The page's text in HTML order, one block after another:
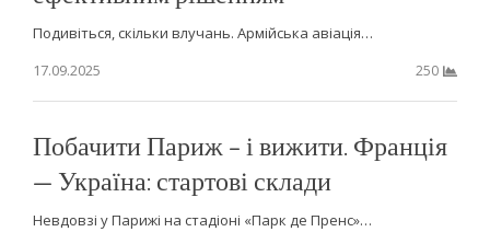
Подивіться, скільки влучань. Армійська авіація…
17.09.2025
250
Побачити Париж – і вижити. Франція
— Україна: стартові склади
Невдовзі у Парижі на стадіоні «Парк де Пренс»…